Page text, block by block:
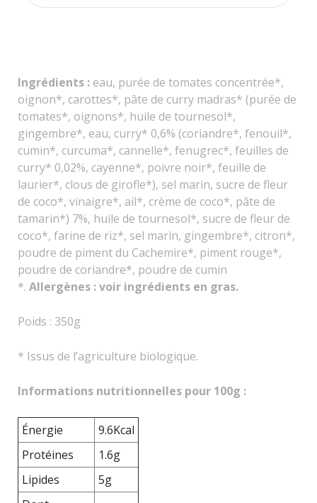
Ingrédients : eau, purée de tomates concentrée*,
oignon*, carottes*, pâte de curry madras* (purée de
tomates*, oignons*, huile de tournesol*,
gingembre*, eau, curry* 0,6% (coriandre*, fenouil*,
cumin*, curcuma*, cannelle*, fenugrec*, feuilles de
curry* 0,02%, cayenne*, poivre noir*, feuille de
laurier*, clous de girofle*), sel marin, sucre de fleur
de coco*, vinaigre*, ail*, crème de coco*, pâte de
tamarin*) 7%, huile de tournesol*, sucre de fleur de
coco*, farine de riz*, sel marin, gingembre*, citron*,
poudre de piment du Cachemire*, piment rouge*,
poudre de coriandre*, poudre de cumin
*. Allergènes : voir ingrédients en gras.
Poids : 350g
* Issus de l’agriculture biologique.
Informations nutritionnelles pour 100g :
Énergie
9.6Kcal
Protéines
1.6g
Lipides
5g